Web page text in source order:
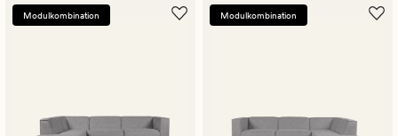
Modulkombination Modulkombination